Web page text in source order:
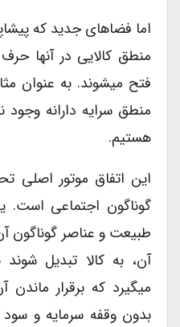
اما فضاهای جدید که
منطق کالایی در آنها حرف
فتح میشوند. به عنوان
منطق سرایه دارانه وجود
هستیم.
این اتفاق موتور اصلی
گوناگون اجتماعی است.
طبیعت و عناصر گوناگون
آن، به کالا تبدیل
میگیرد که برقرار ماندن
بدون وقفه سرمایه و